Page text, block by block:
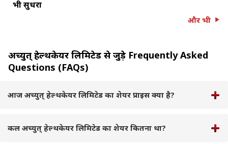
भी सुधरा
और भी
अच्युत् हेल्थकेयर लिमिटेड से जुड़े Frequently Asked
Questions (FAQs)
आज अच्युत् हेल्थकेयर लिमिटेड का शेयर प्राइस क्या है?
कल अच्युत् हेल्थकेयर लिमिटेड का शेयर कितना था?